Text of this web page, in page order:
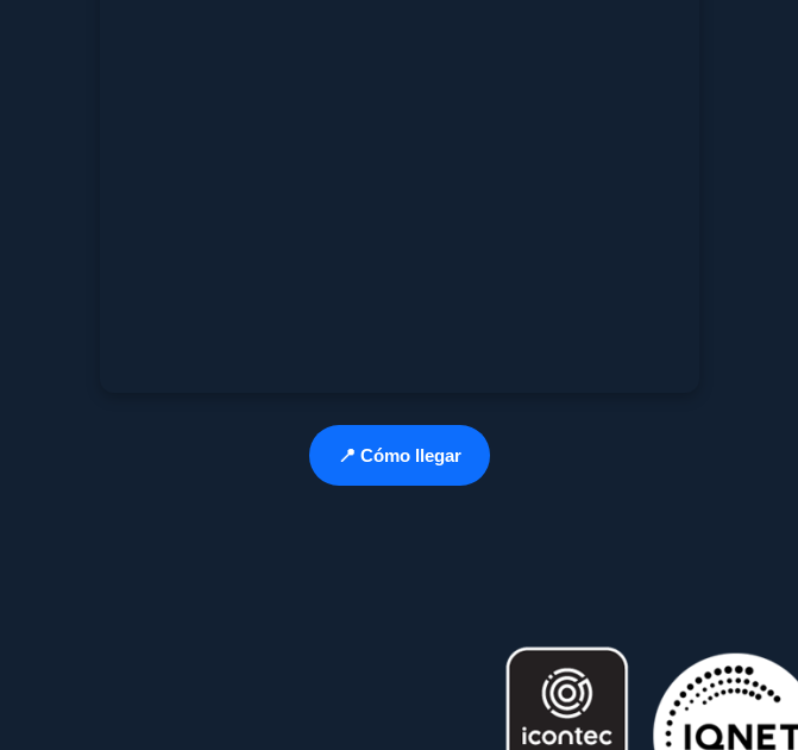
📍 Cómo llegar